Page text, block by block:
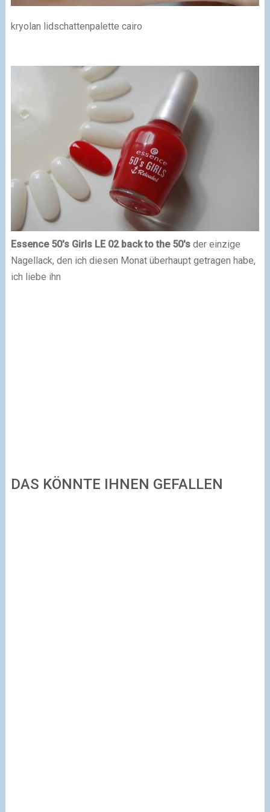
kryolan lidschattenpalette cairo
Essence 50's Girls LE 02 back to the 50'sder einzige
Nagellack, den ich diesen Monat überhaupt getragen habe,
ich liebe ihn
DAS KÖNNTE IHNEN GEFALLEN